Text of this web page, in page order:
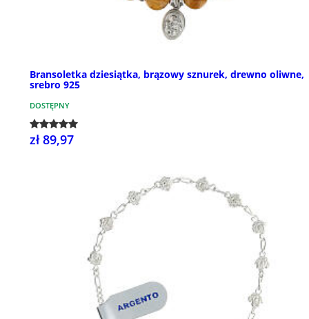
Bransoletka dziesiątka, brązowy sznurek, drewno oliwne,
srebro 925
DOSTĘPNY
zł 89,97